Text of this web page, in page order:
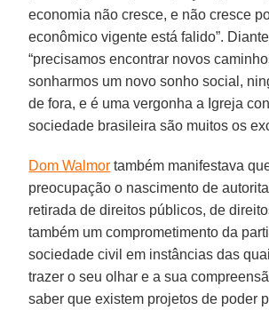
economia não cresce, e não cresce
econômico vigente está falido”.
“precisamos encontrar novos
sonharmos um novo sonho social,
de fora, e é uma vergonha a Igreja
sociedade brasileira são muitos os
Dom Walmor também manifestava
preocupação o nascimento de
retirada de direitos públicos, de
também um comprometimento da
sociedade civil em instâncias das
trazer o seu olhar e a sua
saber que existem projetos de poder